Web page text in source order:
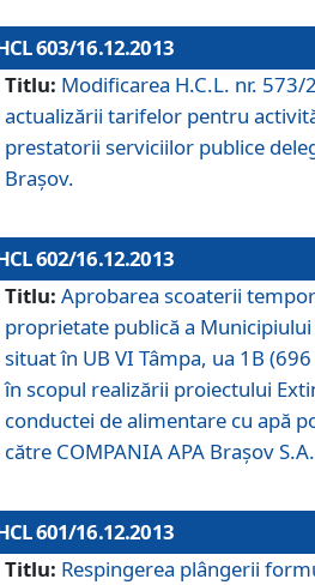
603/16.12.2013
Titlu: Modificarea H.C.L. nr.
actualizării tarifelor pentru
prestatorii serviciilor publice
Braşov.
602/16.12.2013
Titlu: Aprobarea scoaterii
proprietate publică a
situat în UB VI Tâmpa, ua 1B
în scopul realizării proiectului
conductei de alimentare cu apă
către COMPANIA APA Braşov S.A.
601/16.12.2013
Titlu: Respingerea plângerii